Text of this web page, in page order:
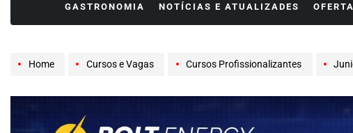
GASTRONOMIA NOTÍCIAS E ATUALIZADES
Home Cursos e Vagas Cursos Profissionalizantes